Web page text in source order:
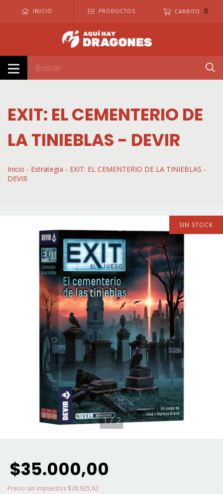
INICIO PRODUCTOS CARRITO 0
EXIT: EL CEMENTERIO DE
LA TINIEBLAS - DEVIR
Inicio - Estrategia - EXIT: EL CEMENTERIO DE LA TINIEBLAS -
DEVIR
SIN STOCK
1/2
$35.000,00
Precio sin impuestos $28.925,62